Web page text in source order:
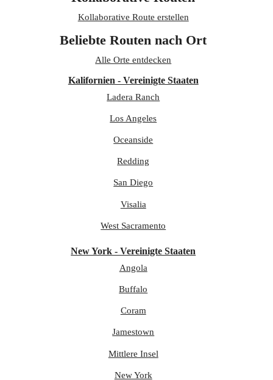
Kollaborative Route erstellen
Beliebte Routen nach Ort
Alle Orte entdecken
Kalifornien - Vereinigte Staaten
Ladera Ranch
Los Angeles
Oceanside
Redding
San Diego
Visalia
West Sacramento
New York - Vereinigte Staaten
Angola
Buffalo
Coram
Jamestown
Mittlere Insel
New York